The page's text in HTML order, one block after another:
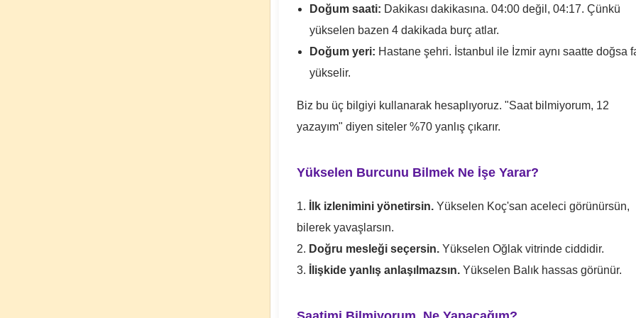
Doğum saati: Dakikası dakikasına. 04:00 değil, 04:17. Çünkü
yükselen bazen 4 dakikada burç atlar.
Doğum yeri: Hastane şehri. İstanbul ile İzmir aynı saatte doğsa
yükselir.
Biz bu üç bilgiyi kullanarak hesaplıyoruz. "Saat bilmiyorum, 12
yazayım" diyen siteler %70 yanlış çıkarır.
Yükselen Burcunu Bilmek Ne İşe Yarar?
1. İlk izlenimini yönetirsin. Yükselen Koç'san aceleci görünürsün,
bilerek yavaşlarsın.
2. Doğru mesleği seçersin. Yükselen Oğlak vitrinde ciddidir.
3.
İlişkide yanlış anlaşılmazsın. Yükselen Balık hassas görünür.